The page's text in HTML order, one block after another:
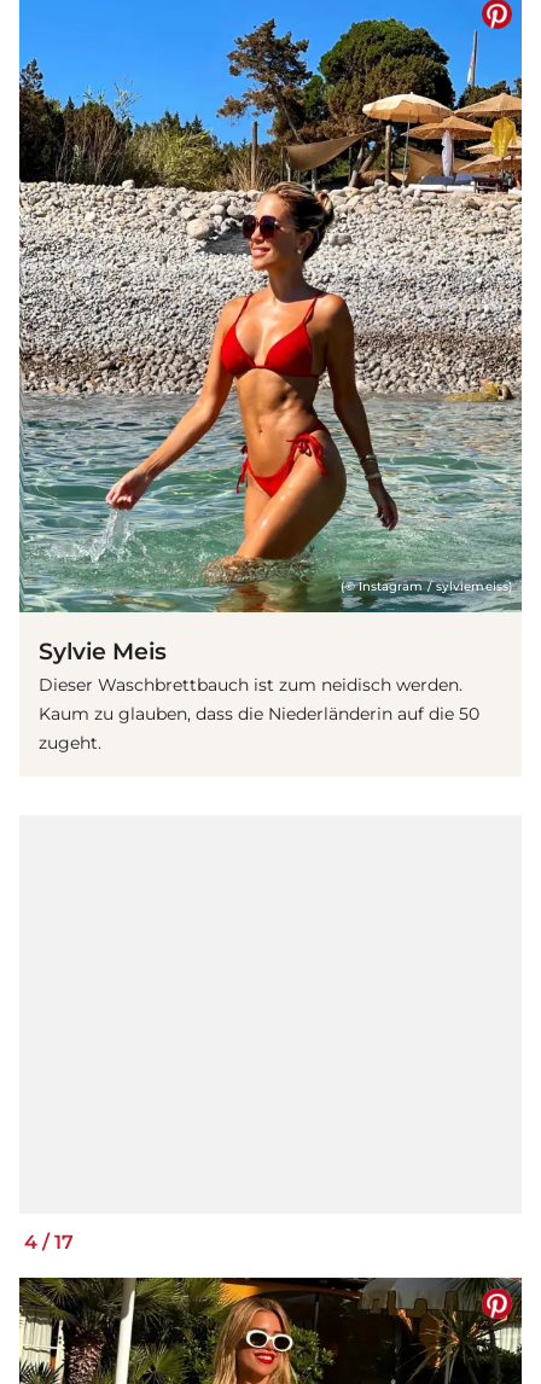
(© Instagram / sylviemeiss)
Sylvie Meis
Dieser Waschbrettbauch ist zum neidisch werden.
Kaum zu glauben, dass die Niederländerin auf die 50
zugeht.
4 /17